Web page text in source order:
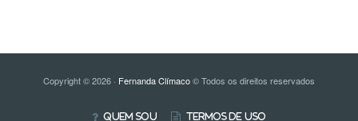
Copyright © 2026 · Fernanda Clímaco© Todos os direitos reservados
Quem Sou Termos de Uso